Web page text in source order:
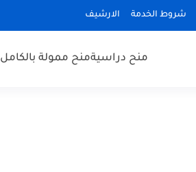
شروط الخدمة الارشيف
منح دراسيةمنح ممولة بالكامل